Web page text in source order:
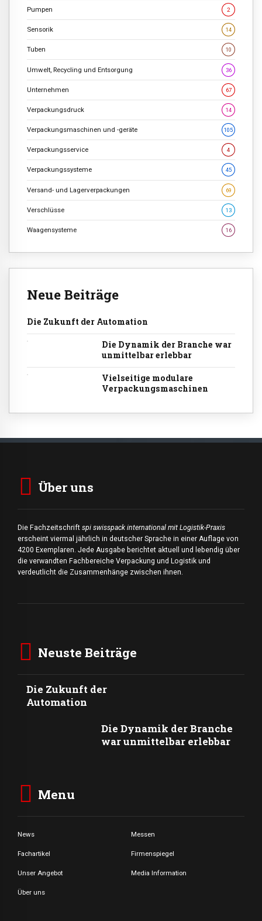
Pumpen 2
Sensorik 14
Tuben 10
Umwelt, Recycling und Entsorgung 36
Unternehmen 67
Verpackungsdruck 14
Verpackungsmaschinen und -geräte 105
Verpackungsservice 4
Verpackungssysteme 45
Versand- und Lagerverpackungen 69
Verschlüsse 13
Waagensysteme 16
Neue Beiträge
Die Zukunft der Automation
Die Dynamik der Branche war
unmittelbar erlebbar
Vielseitige modulare
Verpackungsmaschinen
Über uns
Die Fachzeitschrift spi swisspack international mit Logistik-Praxis
erscheint viermal jährlich in deutscher Sprache in einer Auflage von
4200 Exemplaren. Jede Ausgabe berichtet aktuell und lebendig über
die verwandten Fachbereiche Verpackung und Logistik und
verdeutlicht die Zusammenhänge zwischen ihnen.
Neuste Beiträge
Die Zukunft der
Automation
Die Dynamik der Branche
war unmittelbar erlebbar
Menu
News Messen
Fachartikel Firmenspiegel
Unser Angebot Media Information
Über uns